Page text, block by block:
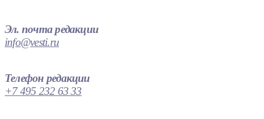
Эл. почта редакции
info@vesti.ru
Телефон редакции
+7 495 232 63 33